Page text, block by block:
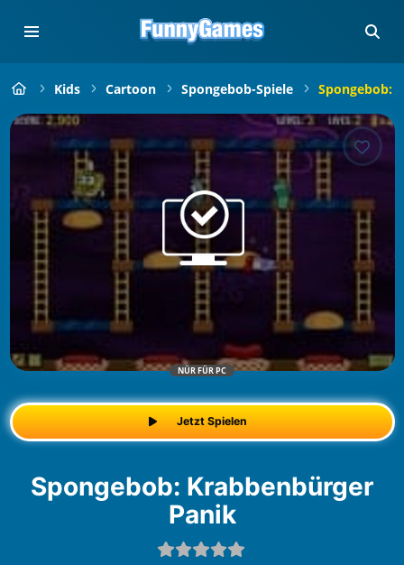
Kids Cartoon Spongebob-Spiele Spongebob:
NÜR FÜR PC
Jetzt Spielen
Spongebob: Krabbenbürger
Panik